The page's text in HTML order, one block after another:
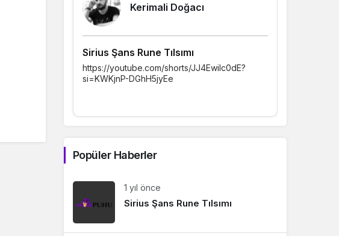
Gündüz Modu
Gece Modu
Gece modunu seçin.
Sistem modunu seçin.
Kerimali Doğacı
Sirius Şans Rune Tılsımı
https://youtube.com/shorts/JJ4Ewilc0dE?
si=KWKjnP-DGhH5jyEe
Popüler Haberler
1 yıl önce
Sirius Şans Rune Tılsımı